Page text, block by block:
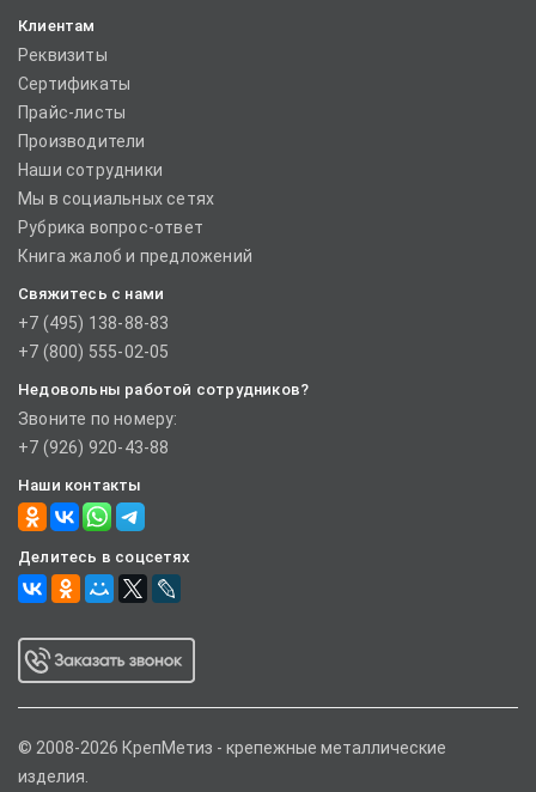
Клиентам
Реквизиты
Сертификаты
Прайс-листы
Производители
Наши сотрудники
Мы в социальных сетях
Рубрика вопрос-ответ
Книга жалоб и предложений
Свяжитесь с нами
+7 (495) 138-88-83
+7 (800) 555-02-05
Недовольны работой сотрудников?
Звоните по номеру:
+7 (926) 920-43-88
Наши контакты
Делитесь в соцсетях
© 2008-2026 КрепМетиз - крепежные металлические
изделия.